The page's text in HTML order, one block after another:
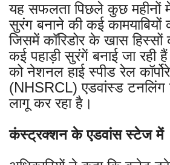
यह सफलता पिछले कुछ महीनों
सुरंग बनाने की कई कामयाबियों
जिसमें कॉरिडोर के खास
कई पहाड़ी सुरंगें बनाई जा रही
को नेशनल हाई स्पीड रेल
(NHSRCL) एडवांस्ड
लागू कर रहा है।
कंस्ट्रक्शन के एडवांस स्टेज में